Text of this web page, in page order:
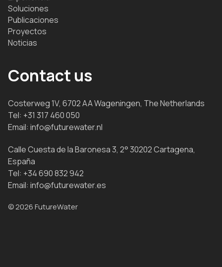
Soluciones
Publicaciones
Proyectos
Noticias
Contact us
Costerweg 1V, 6702 AA Wageningen, The Netherlands
Tel: +31 317 460 050
Email: info@futurewater.nl
Calle Cuesta de la Baronesa 3, 2° 30202 Cartagena,
España
Tel: +34 690 832 942
Email: info@futurewater.es
© 2026 FutureWater